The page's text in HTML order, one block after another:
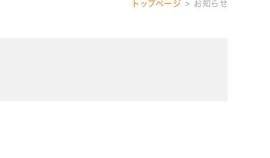
トップページ お知らせ